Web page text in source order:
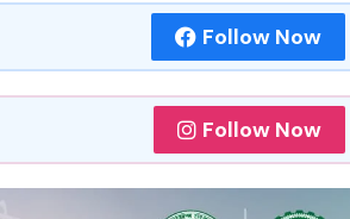
Follow Now
Follow Now